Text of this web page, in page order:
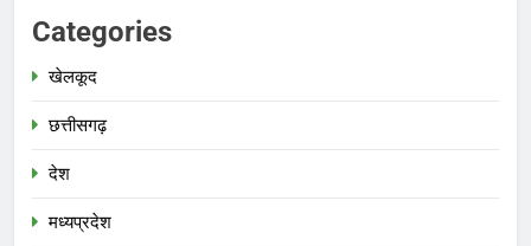
Categories
खेलकूद
छत्तीसगढ़
देश
मध्‍यप्रदेश